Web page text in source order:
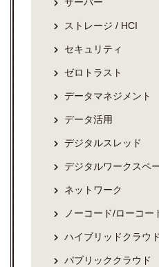
ストレージ / HCI
セキュリティ
ゼロトラスト
データマネジメント
データ活用
デジタルスレッド
デジタルワークスペ
ネットワーク
ノーコード/ローコー
ハイブリッドクラウド
パブリッククラウド